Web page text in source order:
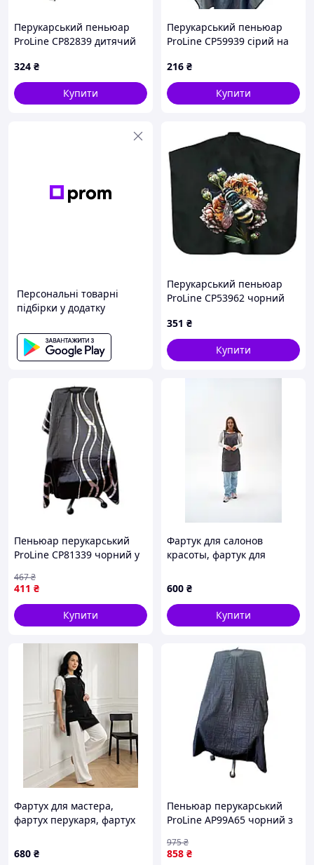
Перукарський пеньюар
ProLine CP82839 дитячий
липучці 125х145 см
324 ₴
Купити
Перукарський пеньюар
ProLine CP59939 сірий на
216 ₴
Купити
Персональні товарні
підбірки у додатку
Перукарський пеньюар
ProLine CP53962 чорний
145х160 см
351 ₴
Купити
Пеньюар перукарський
ProLine CP81339 чорний у
см
411 ₴
467₴
Купити
Фартук для салонов
красоты, фартук для
600 ₴
Купити
Фартух для мастера,
фартух перукаря, фартух
680 ₴
Пеньюар перукарський
ProLine AP99A65 чорний з
143х152 см
858 ₴
975₴